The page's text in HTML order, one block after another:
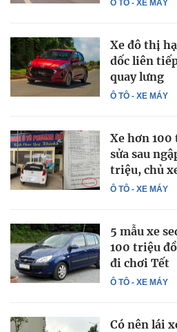
Ô TÔ - XE MÁY
Ô TÔ - XE MÁY
Xe đô thị
dốc liên
quay lưng
Ô TÔ - XE MÁY
Xe hơn
sửa sau
triệu, chủ
Ô TÔ - XE MÁY
5 mẫu xe
100 triệu
đi chơi Tết
Có nên lái